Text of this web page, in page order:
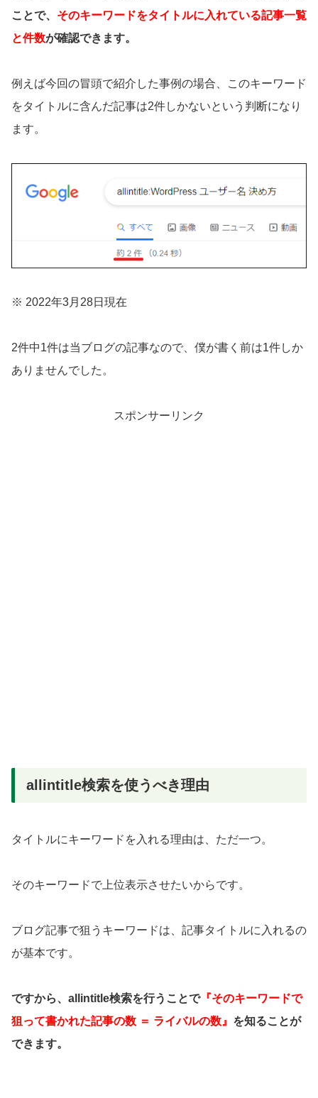
ことで、 そのキーワードをタイトルに入れている記事一覧
と件数が確認できます。
例えば今回の冒頭で紹介した事例の場合、このキーワード
をタイトルに含んだ記事は2件しかないという判断になり
ます。
※ 2022年3月28日現在
2件中1件は当ブログの記事なので、僕が書く前は1件しか
ありませんでした。
スポンサーリンク
allintitle検索を使うべき理由
タイトルにキーワードを入れる理由は、ただ一つ。
そのキーワードで上位表示させたいからです。
ブログ記事で狙うキーワードは、記事タイトルに入れるの
が基本です。
ですから、allintitle検索を行うことで『そのキーワードで
狙って書かれた記事の数 ＝ ライバルの数』 を知ることが
できます。